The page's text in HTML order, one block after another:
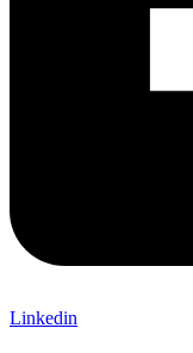
Linkedin